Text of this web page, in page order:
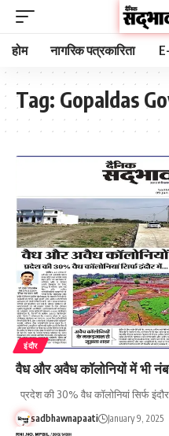
होम नागरिक पत्रकारिता
Tag: Gopaldas
इंदौर
वैध और अवैध कॉलोनियों में भी
प्रदेश की 30% वैध कॉलोनियां सिर्फ
sadbhawnapaati January 9, 2025